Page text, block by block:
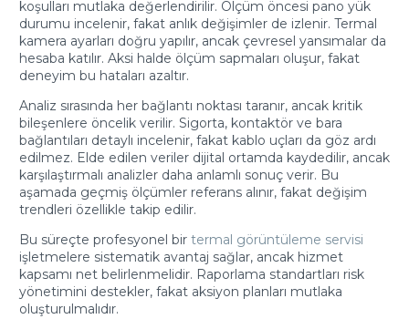
koşulları mutlaka değerlendirilir. Ölçüm öncesi pano yük
durumu incelenir, fakat anlık değişimler de izlenir. Termal
kamera ayarları doğru yapılır, ancak çevresel yansımalar da
hesaba katılır. Aksi halde ölçüm sapmaları oluşur, fakat
deneyim bu hataları azaltır.
Analiz sırasında her bağlantı noktası taranır, ancak kritik
bileşenlere öncelik verilir. Sigorta, kontaktör ve bara
bağlantıları detaylı incelenir, fakat kablo uçları da göz ardı
edilmez. Elde edilen veriler dijital ortamda kaydedilir, ancak
karşılaştırmalı analizler daha anlamlı sonuç verir. Bu
aşamada geçmiş ölçümler referans alınır, fakat değişim
trendleri özellikle takip edilir.
Bu süreçte profesyonel bir termal görüntüleme servisi
işletmelere sistematik avantaj sağlar, ancak hizmet
kapsamı net belirlenmelidir. Raporlama standartları risk
yönetimini destekler, fakat aksiyon planları mutlaka
oluşturulmalıdır.